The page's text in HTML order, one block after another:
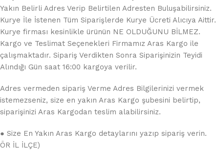
Yakın Belirli Adres Verip Belirtilen Adresten Buluşabilirsiniz.
Kurye İle İstenen Tüm Siparişlerde Kurye Ücreti Alıcıya Aittir.
Kurye firması kesinlikle ürünün NE OLDUĞUNU BİLMEZ.
Kargo ve Teslimat Seçenekleri Firmamız Aras Kargo ile
çalışmaktadır. Sipariş Verdikten Sonra Siparişinizin Teyidi
Alındığı Gün saat 16:00 kargoya verilir.
Adres vermeden sipariş Verme Adres Bilgilerinizi vermek
istemezseniz, size en yakın Aras Kargo şubesini belirtip,
siparişinizi Aras Kargodan teslim alabilirsiniz.
● Size En Yakın Aras Kargo detaylarını yazıp sipariş verin.
ÖR İL İLÇE)